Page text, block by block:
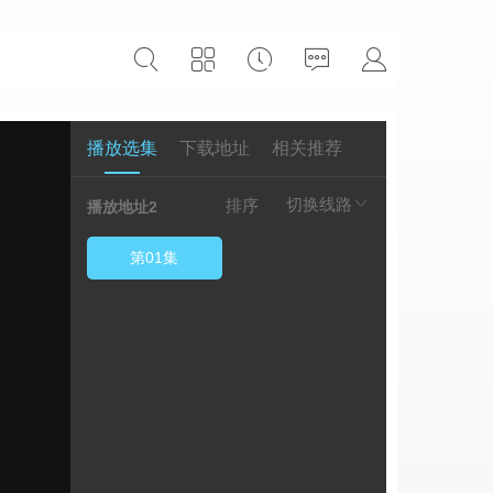
播放选集 下载地址 相关推荐
切换线路
排序
播放地址2
第01集